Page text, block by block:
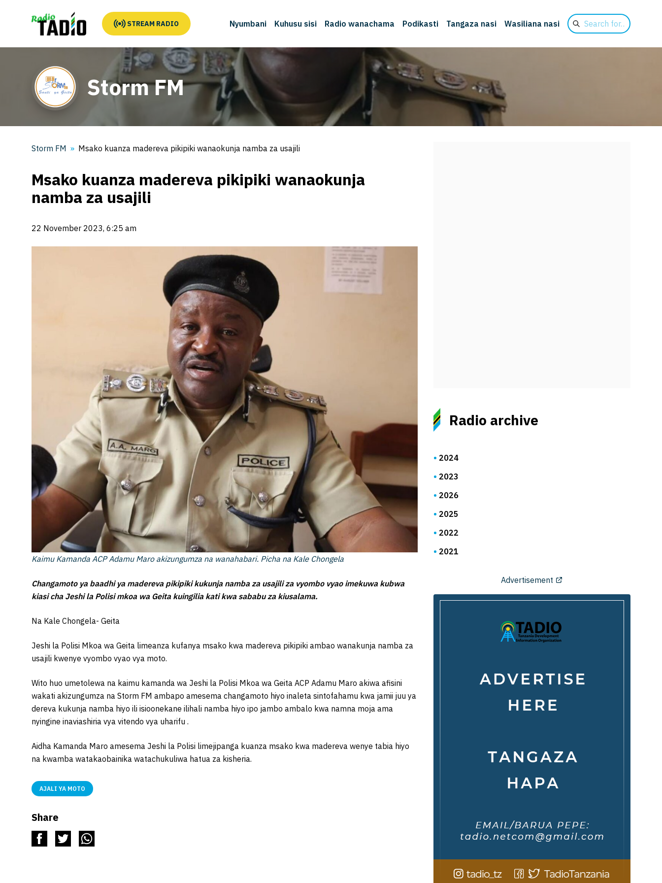
STREAM RADIO Nyumbani Kuhusu sisi Radio wanachama Podikasti Tangaza nasi Wasiliana nasi
Search
for
Storm FM
Storm FM Msako kuanza madereva pikipiki wanaokunja namba za usajili
Msako kuanza madereva pikipiki wanaokunja
namba za usajili
22 November 2023, 6:25 am
Kaimu Kamanda ACP Adamu Maro akizungumza na wanahabari. Picha na Kale Chongela
Changamoto ya baadhi ya madereva pikipiki kukunja namba za usajili za vyombo vyao imekuwa kubwa
kiasi cha Jeshi la Polisi mkoa wa Geita kuingilia kati kwa sababu za kiusalama.
Na Kale Chongela- Geita
Jeshi la Polisi Mkoa wa Geita limeanza kufanya msako kwa madereva pikipiki ambao wanakunja namba za
usajili kwenye vyombo vyao vya moto.
Wito huo umetolewa na kaimu kamanda wa Jeshi la Polisi Mkoa wa Geita ACP Adamu Maro akiwa afisini
wakati akizungumza na Storm FM ambapo amesema changamoto hiyo inaleta sintofahamu kwa jamii juu ya
dereva kukunja namba hiyo ili isioonekane ilihali namba hiyo ipo jambo ambalo kwa namna moja ama
nyingine inaviashiria vya vitendo vya uharifu .
Aidha Kamanda Maro amesema Jeshi la Polisi limejipanga kuanza msako kwa madereva wenye tabia hiyo
na kwamba watakaobainika watachukuliwa hatua za kisheria.
AJALI YA MOTO
Share
Radio archive
2024
2023
2026
2025
2022
2021
Advertisement